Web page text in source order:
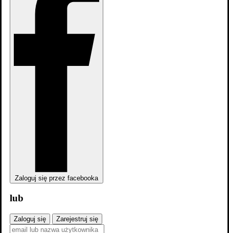
King Kong
Zaloguj się przez facebooka
lub
Zaloguj się Zarejestruj się